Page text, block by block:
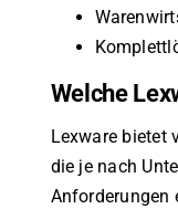
Welche
Lexware bietet
die je nach
Anforderungen